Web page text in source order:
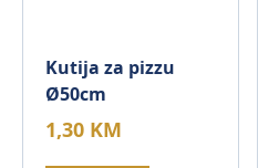
Kutija za pizzu
Ø50cm
1,30 KM